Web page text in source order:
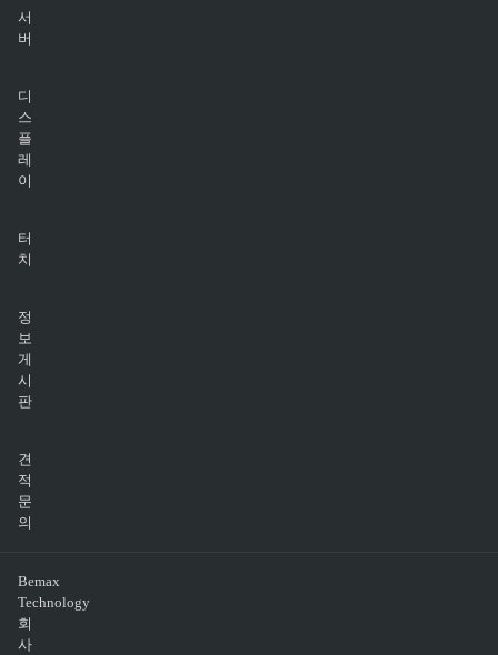
서
버
디
스
플
레
이
터
치
정
보
게
시
판
견
적
문
의
Bemax
Technology
회
사